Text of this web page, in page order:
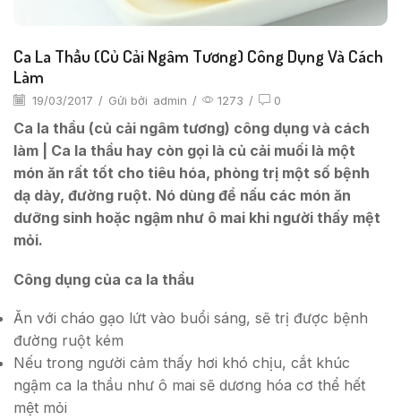
Ca La Thầu (củ Cải Ngâm Tương) Công Dụng Và Cách
Làm
19/03/2017 / Gửi bởi admin / 1273 / 0
Ca la thầu (củ cải ngâm tương) công dụng và cách
làm | Ca la thầu hay còn gọi là củ cải muối là một
món ăn rất tốt cho tiêu hóa, phòng trị một số bệnh
dạ dày, đường ruột. Nó dùng để nấu các món ăn
dưỡng sinh hoặc ngậm như ô mai khi người thấy mệt
mỏi.
Công dụng của ca la thầu
Ăn với cháo gạo lứt vào buổi sáng, sẽ trị được bệnh
đường ruột kém
Nếu trong người cảm thấy hơi khó chịu, cắt khúc
ngậm ca la thầu như ô mai sẽ dương hóa cơ thể hết
mệt mỏi